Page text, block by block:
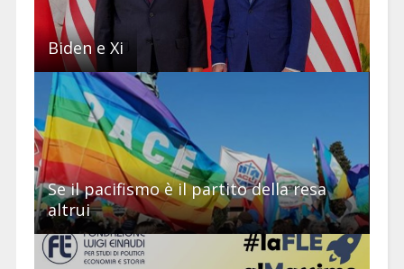
Biden e Xi
Se il pacifismo è il partito della resa
altrui